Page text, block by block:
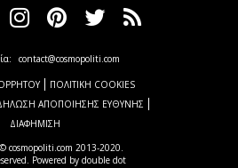
cosmopoliti.com 2013-2020.
Powered by double dot
contact@cosmopoliti.com
ΠΟΛΙΤΙΚΗ COOKIES
ΑΠΟΠΟΙΗΣΗΣ ΕΥΘΥΝΗΣ
ΔΙΑΦΗΜΙΣΗ